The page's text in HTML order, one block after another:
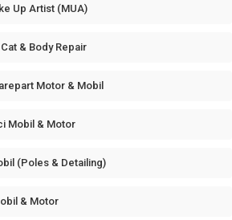
Up Artist (MUA)
& Body Repair
Motor & Mobil
Mobil & Motor
(Poles & Detailing)
& Motor